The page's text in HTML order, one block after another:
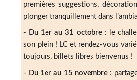
premières suggestions,
plonger tranquillement dans
- Du 1er au 31 octobre : le
son plein ! LC et rendez-vous
toujours, billets libres bienvenus !
- Du 1er au 15 novembre :